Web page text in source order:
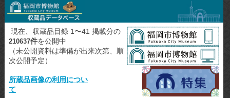
現在、収蔵品目録 1〜41 掲載分の
210637件を公開中
（未公開資料は準備が出来次第、順
次公開予定）
所蔵品画像の利用につい
て